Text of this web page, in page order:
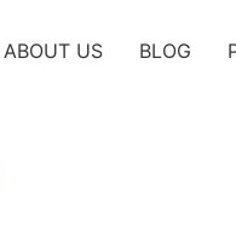
ABOUT US BLOG